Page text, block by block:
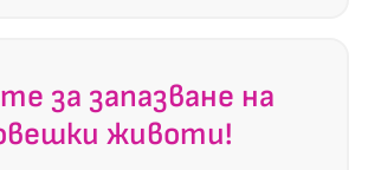
за запазване на
животи!